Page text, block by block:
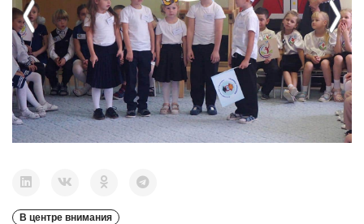
Previous Next
В центре внимания